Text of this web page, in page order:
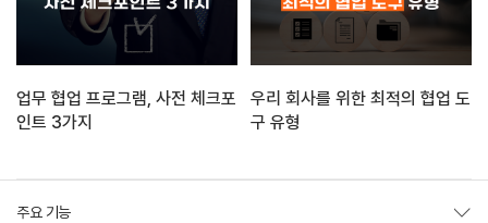
업무 협업 프로그램, 사전 체크포
인트 3가지
우리 회사를 위한 최적의 협업 도
구 유형
주요 기능